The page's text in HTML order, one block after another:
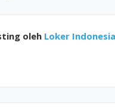
oleh Loker Indonesia